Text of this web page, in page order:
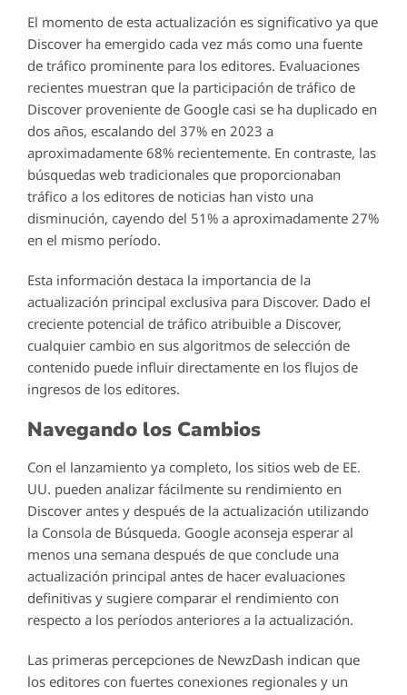
El momento de esta actualización es significativo ya que
Discover ha emergido cada vez más como una fuente
de tráfico prominente para los editores. Evaluaciones
recientes muestran que la participación de tráfico de
Discover proveniente de Google casi se ha duplicado en
dos años, escalando del 37% en 2023 a
aproximadamente 68% recientemente. En contraste, las
búsquedas web tradicionales que proporcionaban
tráfico a los editores de noticias han visto una
disminución, cayendo del 51% a aproximadamente 27%
en el mismo período.
Esta información destaca la importancia de la
actualización principal exclusiva para Discover. Dado el
creciente potencial de tráfico atribuible a Discover,
cualquier cambio en sus algoritmos de selección de
contenido puede influir directamente en los flujos de
ingresos de los editores.
Navegando los Cambios
Con el lanzamiento ya completo, los sitios web de EE.
UU. pueden analizar fácilmente su rendimiento en
Discover antes y después de la actualización utilizando
la Consola de Búsqueda. Google aconseja esperar al
menos una semana después de que conclude una
actualización principal antes de hacer evaluaciones
definitivas y sugiere comparar el rendimiento con
respecto a los períodos anteriores a la actualización.
Las primeras percepciones de NewzDash indican que
los editores con fuertes conexiones regionales y un